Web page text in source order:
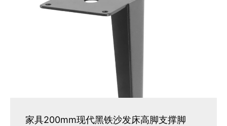
家具200mm现代黑铁沙发床高脚支撑脚